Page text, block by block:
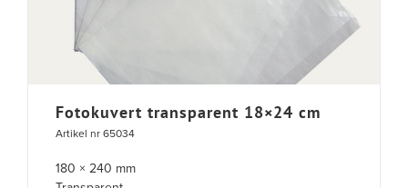
Fotokuvert transparent 18×24 cm
Artikel nr 65034
180 × 240 mm